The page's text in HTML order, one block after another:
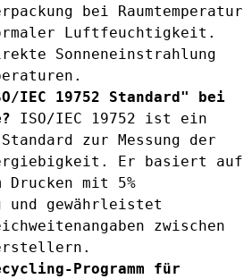
bei Raumtemperatur
Luftfeuchtigkeit.
Sonneneinstrahlung
IEC 19752 Standard" bei
ISO/IEC 19752 ist ein
zur Messung der
Er basiert auf
mit 5%
und gewährleistet
zwischen
Programm für